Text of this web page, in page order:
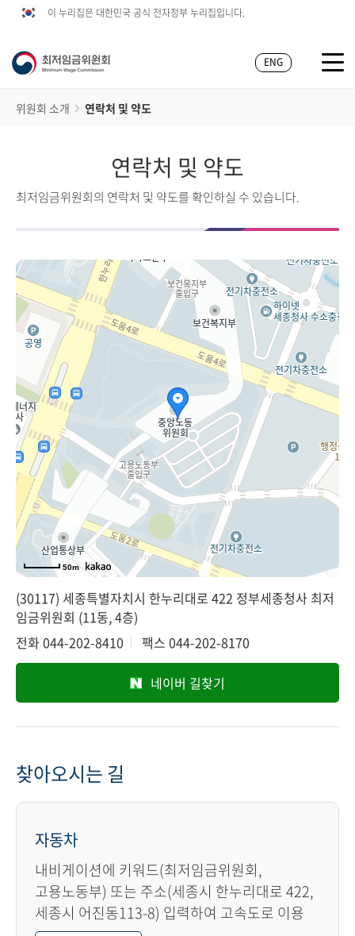
이 누리집은 대한민국 공식 전자정부 누리집입니다.
ENG
위원회 소개 연락처 및 약도
연락처 및 약도
최저임금위원회의 연락처 및 약도를 확인하실 수 있습니다.
50m
(30117) 세종특별자치시 한누리대로 422 정부세종청사 최저
임금위원회 (11동, 4층)
전화044-202-8410 팩스 044-202-8170
네이버 길찾기
찾아오시는 길
자동차
내비게이션에 키워드(최저임금위원회,
고용노동부) 또는 주소(세종시 한누리대로 422,
세종시 어진동113-8) 입력하여 고속도로 이용